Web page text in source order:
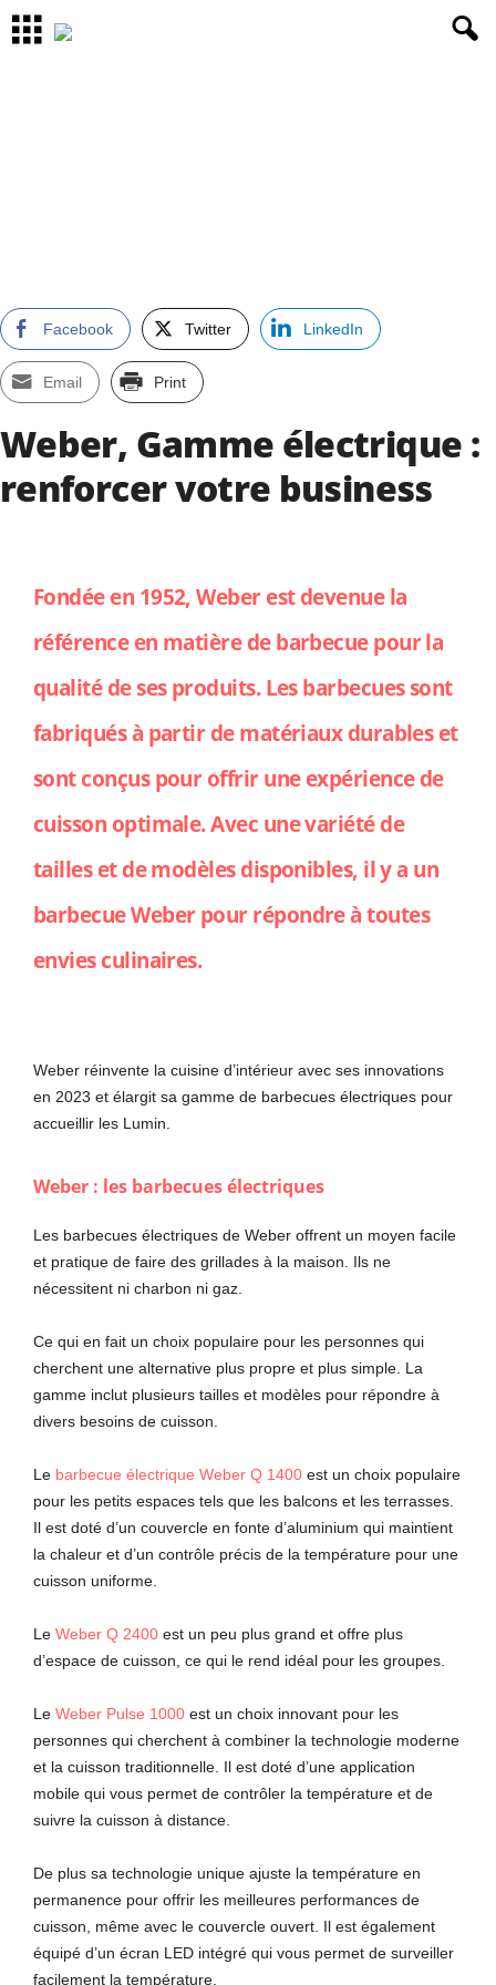
Facebook Twitter LinkedIn
Email Print
Weber, Gamme électrique :
renforcer votre business
Fondée en 1952, Weber est devenue la
référence en matière de barbecue pour la
qualité de ses produits. Les barbecues sont
fabriqués à partir de matériaux durables et
sont conçus pour offrir une expérience de
cuisson optimale. Avec une variété de
tailles et de modèles disponibles, il y a un
barbecue Weber pour répondre à toutes
envies culinaires.
Weber réinvente la cuisine d’intérieur avec ses innovations
en 2023 et élargit sa gamme de barbecues électriques pour
accueillir les Lumin.
Weber : les barbecues électriques
Les barbecues électriques de Weber offrent un moyen facile
et pratique de faire des grillades à la maison. Ils ne
nécessitent ni charbon ni gaz.
Ce qui en fait un choix populaire pour les personnes qui
cherchent une alternative plus propre et plus simple. La
gamme inclut plusieurs tailles et modèles pour répondre à
divers besoins de cuisson.
Le barbecue électrique Weber Q 1400 est un choix populaire
pour les petits espaces tels que les balcons et les terrasses.
Il est doté d’un couvercle en fonte d’aluminium qui maintient
la chaleur et d’un contrôle précis de la température pour une
cuisson uniforme.
Le Weber Q 2400 est un peu plus grand et offre plus
d’espace de cuisson, ce qui le rend idéal pour les groupes.
Le Weber Pulse 1000 est un choix innovant pour les
personnes qui cherchent à combiner la technologie moderne
et la cuisson traditionnelle. Il est doté d’une application
mobile qui vous permet de contrôler la température et de
suivre la cuisson à distance.
De plus sa technologie unique ajuste la température en
permanence pour offrir les meilleures performances de
cuisson, même avec le couvercle ouvert. Il est également
équipé d’un écran LED intégré qui vous permet de surveiller
facilement la température.